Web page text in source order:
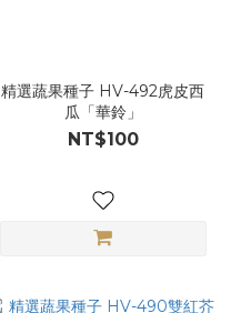
精選蔬果種子 HV-492虎皮西
瓜「華鈴」
NT$100